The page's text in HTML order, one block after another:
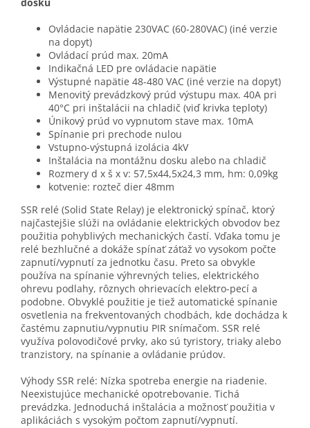
Ovládacie napätie 230VAC (60-280VAC) (iné verzie
na dopyt)
Ovládací prúd max. 20mA
Indikačná LED pre ovládacie napätie
Výstupné napätie 48-480 VAC (iné verzie na dopyt)
Menovitý prevádzkový prúd výstupu max. 40A pri
40°C pri inštalácii na chladič (viď krivka teploty)
Únikový prúd vo vypnutom stave max. 10mA
Spínanie pri prechode nulou
Vstupno-výstupná izolácia 4kV
Inštalácia na montážnu dosku alebo na chladič
Rozmery d x š x v: 57,5x44,5x24,3 mm, hm: 0,09kg
kotvenie: rozteč dier 48mm
SSR relé (Solid State Relay) je elektronický spínač, ktorý
najčastejšie slúži na ovládanie elektrických obvodov bez
použitia pohyblivých mechanických častí. Vďaka tomu je
relé bezhlučné a dokáže spínať záťaž vo vysokom počte
zapnutí/vypnutí za jednotku času. Preto sa obvykle
používa na spínanie výhrevných telies, elektrického
ohrevu podlahy, rôznych ohrievacích elektro-pecí a
podobne. Obvyklé použitie je tiež automatické spínanie
osvetlenia na frekventovaných chodbách, kde dochádza k
častému zapnutiu/vypnutiu PIR snímačom. SSR relé
využíva polovodičové prvky, ako sú tyristory, triaky alebo
tranzistory, na spínanie a ovládanie prúdov.
Výhody SSR relé: Nízka spotreba energie na riadenie.
Neexistujúce mechanické opotrebovanie. Tichá
prevádzka. Jednoduchá inštalácia a možnosť použitia v
aplikáciách s vysokým počtom zapnutí/vypnutí.